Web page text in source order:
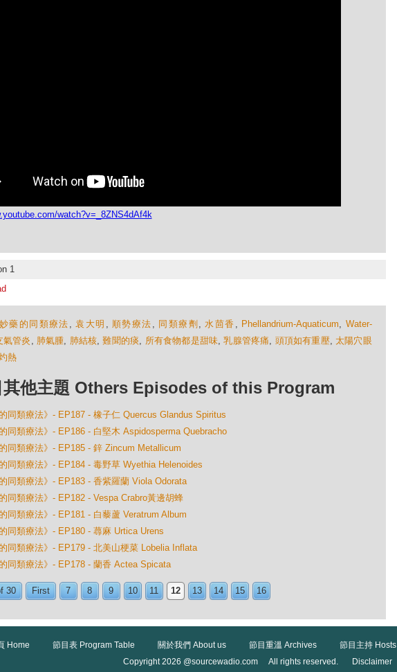
watch?v=_8ZNS4dAf4k
1
藥的同類療法 ,袁大明 , 順勢療法 , 同類療劑 ,水茴香 , Phellandrium-Aquaticum, Water-
氣管炎 , 肺氣腫, 肺結核,難聞的痰, 所有食物都是甜味,乳腺管疼痛, 頭頂如有重壓,太陽穴眼
熱
其他主題 Others Episodes of this Program
的同類療法》- EP187 - 橡子仁 Quercus Glandus Spiritus
的同類療法》- EP186 - 白堅木 Aspidosperma Quebracho
的同類療法》- EP185 - 鋅 Zincum Metallicum
的同類療法》- EP184 - 毒野草 Wyethia Helenoides
的同類療法》- EP183 - 香紫羅蘭 Viola Odorata
同類療法》- EP182 - Vespa Crabro黃邊胡蜂
同類療法》- EP181 - 白藜蘆 Veratrum Album
同類療法》- EP180 - 蕁麻 Urtica Urens
的同類療法》- EP179 - 北美山梗菜 Lobelia Inflata
的同類療法》- EP178 - 蘭香 Actea Spicata
30 First 7 8 9 10 11 12 13 14 15 16
Home 節目表 Program Table 關於我們 About us 節目重溫 Archives 節目主持 Hosts
Copyright 2026 @sourcewadio.com All rights reserved.
Disclaimer